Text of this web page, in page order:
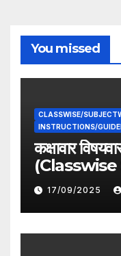
You missed
CLASSWISE/
INSTRUCTIONS/
कक्षावार
period
17/09/2025